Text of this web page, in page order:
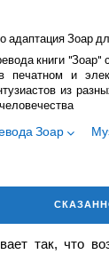
адаптация Зоар
книги
и
из
Зоар
так, что